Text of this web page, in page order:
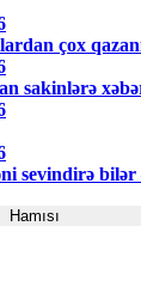
çox
sakinlərə
sevindirə bilər
Hamısı